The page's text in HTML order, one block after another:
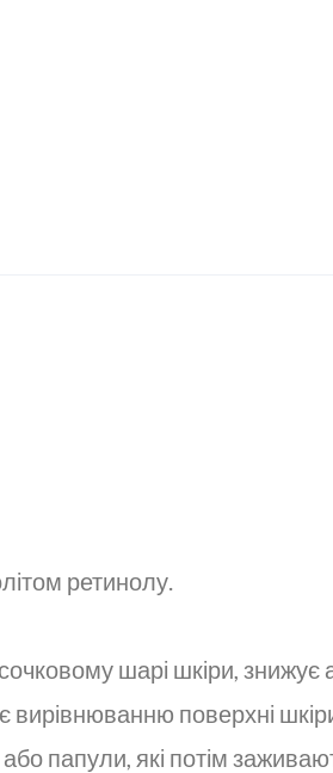
ретинолу.
шарі шкіри, знижує
вирівнюванню поверхні
папули, які потім